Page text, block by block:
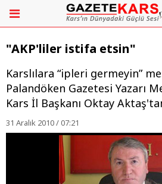
"AKP'liler istifa etsin"
Karslılara “ipleri germeyin”
Palandöken Gazetesi Yazarı
Kars İl Başkanı Oktay
31 Aralık 2010 / 07:21